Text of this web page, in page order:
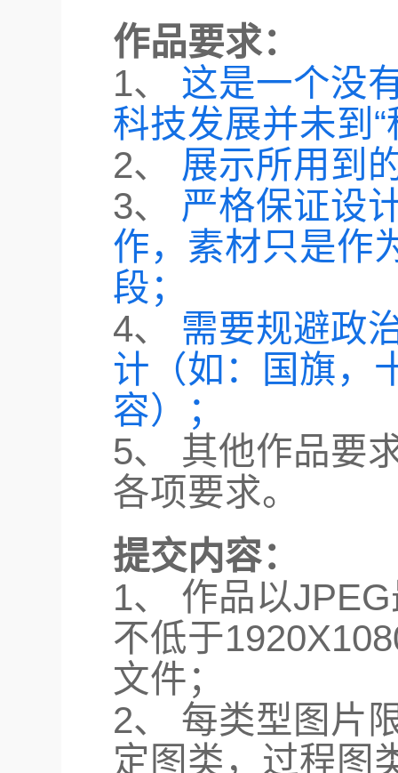
作品要求：
1、 这是一个没
科技发展并未到
2、 展示所用到
3、 严格保证设
作，素材只是作
段；
4、 需要规避政
计（如：国旗，
容）；
5、 其他作品要
各项要求。
提交内容：
1、 作品以
不低于
文件；
2、 每类型图片
定图类，过程图